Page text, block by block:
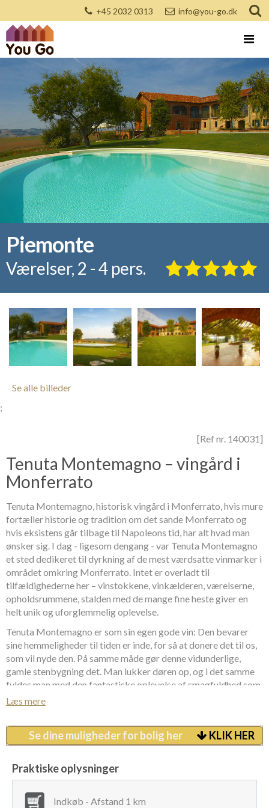
+45 2032 0313 info@you-go.dk
Piemonte
Værelser, 2 - 4 pers.
Se alle billeder
;
[Ref nr. 140031]
Tenuta Montemagno – vingård i
Monferrato
Tenuta Montemagno, historisk vingård i Monferrato, hvis mure
fortæller historie og tradition om det sande Monferrato og
hvis eksistens går tilbage til Napoleons tid, har alt hvad man
ønsker sig. I dag - ligesom dengang - var Tenuta Montemagno
et sted dedikeret til dyrkning af de mest værdsatte vinmarker i
området omkring Monferrato. Intet er overladt til
tilfældighederne her – vinstokkene, vinkælderen, værelserne,
opholdsrummene, stalden med de mange fine heste giver en
helt unik og uforglemmelig oplevelse.
Tenuta Montemagno er som sin egen gode vin: Den bevarer
sine hemmeligheder til tiden er inde, for så at donere det til os,
som vil nyde den. På samme måde gør denne vidunderlige,
gamle stenbygning det. Man lukker døren op, og i det samme
fyldes man med den fantastiske oplevelse af smagfuldhed som
det gamle og det historiske i kombination med det nye, flotte
Monferrato, der udfordrer alle sanser.
Vingården Tenuta Montemagne er et ideelt sted for feks.
på udkig efter fuldstændig afslapning. Tenuta Montemagno
forener et intimt og indbydende miljø med kapacitet for
mange gæster ad gangen. Her findes en stor spisestue med
Læs mere
Se dine muligheder for bolig her KLIK HER
Praktiske oplysninger
Indkøb - Afstand 1 km